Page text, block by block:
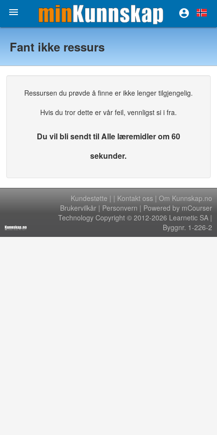


Fant ikke ressurs
Ressursen du prøvde å finne er ikke lenger tilgjengelig.
Hvis du tror dette er vår feil, vennligst si i fra.
Du vil bli sendt til Alle læremidler om 60
sekunder.
Kundestøtte | | Kontakt oss | Om Kunnskap.no
Brukervilkår | Personvern | Powered by mCourser
Technology Copyright © 2012-2026 Learnetic SA |
Byggnr. 1-226-2